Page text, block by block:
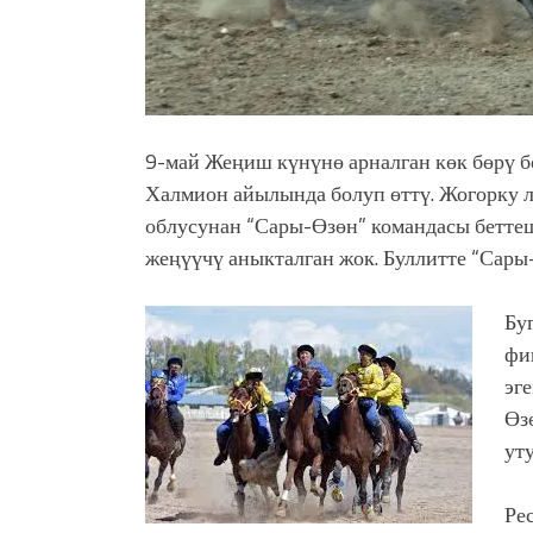
9-май Жеңиш күнүнө арналган көк бөрү
Халмион айылында болуп өттү. Жогорку
облусунан “Сары-Өзөн” командасы
жеңүүчү аныкталган жок. Буллитте